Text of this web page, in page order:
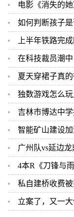
电影《消失的
如何判断孩子是
上半年铁路完
在科技裁员潮
夏天穿裙子真的很
独数游戏怎么玩
吉林市博达中
智能矿山建设
广州队vs延边龙鼎
4本R《刀锋与雨燕》星
私自建桥收费被判刑，
立案了，又一